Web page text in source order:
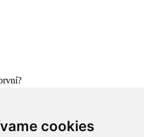
cookies